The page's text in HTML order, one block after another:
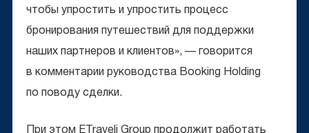
чтобы упростить и упростить процесс
бронирования путешествий для поддержки
наших партнеров и клиентов», — говорится
в комментарии руководства Booking Holding
по поводу сделки.
При этом ETraveli Group продолжит работать